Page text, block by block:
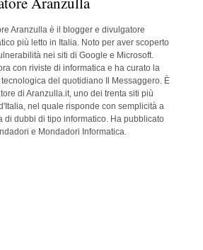
Aranzulla è il blogger e divulgatore
più letto in Italia. Noto per aver scoperto
nei siti di Google e Microsoft.
con riviste di informatica e ha curato la
del quotidiano Il Messaggero. È
di Aranzulla.it, uno dei trenta siti più
nel quale risponde con semplicità a
di dubbi di tipo informatico. Ha pubblicato
e Mondadori Informatica.